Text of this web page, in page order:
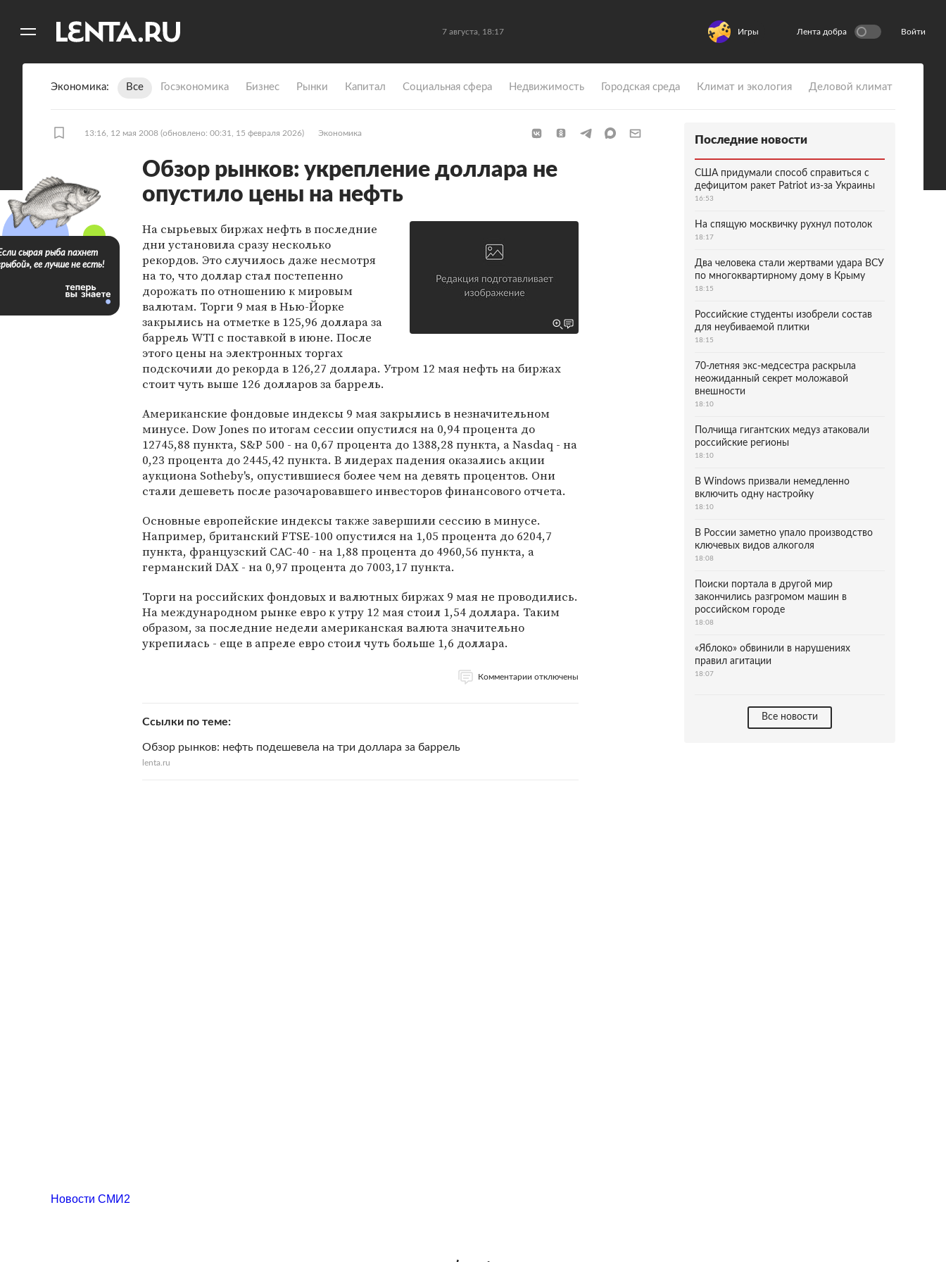
7 августа, 18:17 Игры Лента добра Войти
Экономика Все Госэкономика Бизнес Рынки Капитал Социальная сфера Недвижимость Городская среда Климат и экология Деловой климат
13:16, 12 мая 2008 (обновлено: 00:31, 15 февраля 2026) Экономика
Обзор рынков: укрепление доллара не
опустило цены на нефть
На сырьевых биржах нефть в последние
дни установила сразу несколько
рекордов. Это случилось даже несмотря
на то, что доллар стал постепенно
дорожать по отношению к мировым
валютам. Торги 9 мая в Нью-Йорке
закрылись на отметке в 125,96 доллара за
баррель WTI с поставкой в июне. После
этого цены на электронных торгах
подскочили до рекорда в 126,27 доллара. Утром 12 мая нефть на биржах
стоит чуть выше 126 долларов за баррель.
Американские фондовые индексы 9 мая закрылись в незначительном
минусе. Dow Jones по итогам сессии опустился на 0,94 процента до
12745,88 пункта, S&P 500 - на 0,67 процента до 1388,28 пункта, а Nasdaq - на
0,23 процента до 2445,42 пункта. В лидерах падения оказались акции
аукциона Sotheby's, опустившиеся более чем на девять процентов. Они
стали дешеветь после разочаровавшего инвесторов финансового отчета.
Основные европейские индексы также завершили сессию в минусе.
Например, британский FTSE-100 опустился на 1,05 процента до 6204,7
пункта, французский CAC-40 - на 1,88 процента до 4960,56 пункта, а
германский DAX - на 0,97 процента до 7003,17 пункта.
Торги на российских фондовых и валютных биржах 9 мая не проводились.
На международном рынке евро к утру 12 мая стоил 1,54 доллара. Таким
образом, за последние недели американская валюта значительно
укрепилась - еще в апреле евро стоил чуть больше 1,6 доллара.
Комментарии отключены
Ссылки по теме
Обзор рынков: нефть подешевела на три доллара за баррель
lenta.ru
сырая рыба пахнет
ее лучше не есть!
Последние новости
США придумали способ справиться с
дефицитом ракет Patriot из-за Украины
16:53
На спящую москвичку рухнул потолок
18:17
Два человека стали жертвами удара ВСУ
по многоквартирному дому в Крыму
18:15
Российские студенты изобрели состав
для неубиваемой плитки
18:15
70-летняя экс-медсестра раскрыла
неожиданный секрет моложавой
внешности
18:10
Полчища гигантских медуз атаковали
российские регионы
18:10
В Windows призвали немедленно
включить одну настройку
18:10
В России заметно упало производство
ключевых видов алкоголя
18:08
Поиски портала в другой мир
закончились разгромом машин в
российском городе
18:08
«Яблоко» обвинили в нарушениях
правил агитации
18:07
Все новости
Новости СМИ2